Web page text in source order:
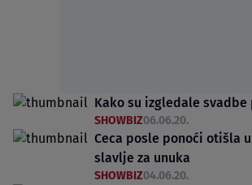
Kako su izgledale svadbe
SHOWBIZ06.06.20.
Ceca posle ponoći otišla
slavlje za unuka
SHOWBIZ04.06.20.